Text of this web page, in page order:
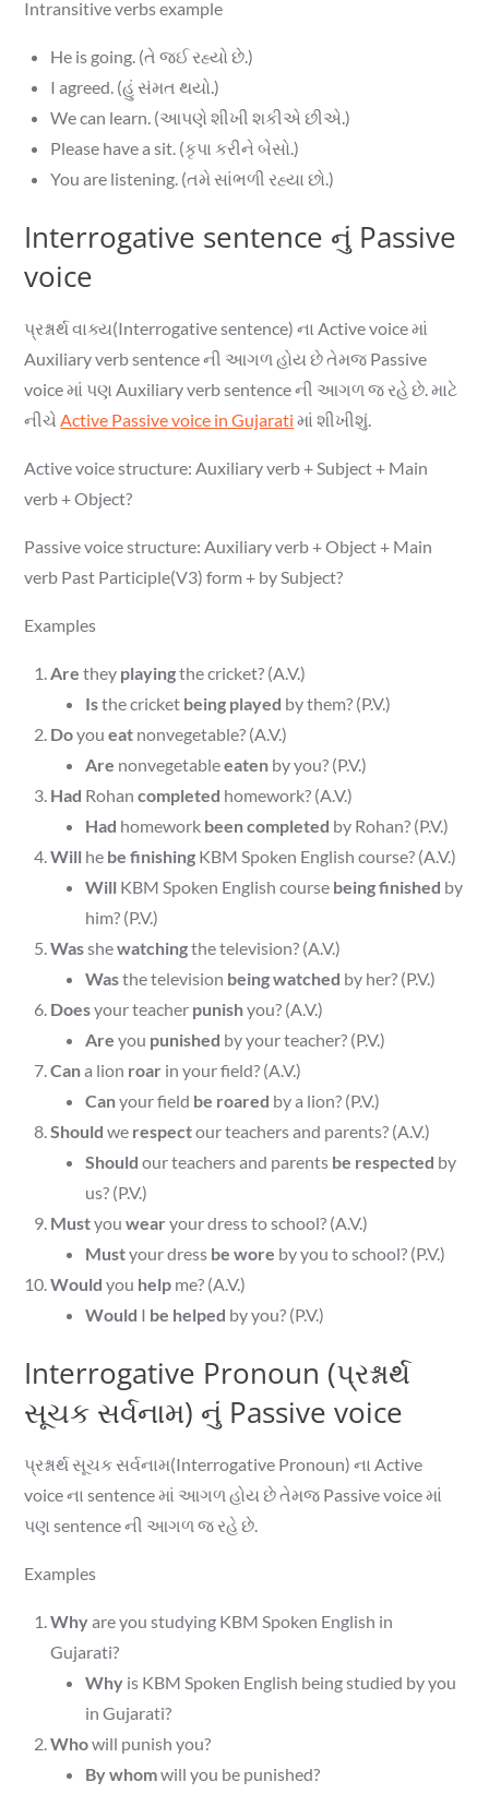
Intransitive verbs example
He is going. (તે જઈ રહ્યો છે.)
I agreed. (હું સંમત થયો.)
We can learn. (આપણે શીખી શકીએ છીએ.)
Please have a sit. (કૃપા કરીને બેસો.)
You are listening. (તમે સાંભળી રહ્યા છો.)
Interrogative sentence નું Passive
voice
પ્રશ્નાર્થ વાક્ય(Interrogative sentence) ના Active voice માં
Auxiliary verb sentence ની આગળ હોય છે તેમજ Passive
voice માં પણ Auxiliary verb sentence ની આગળ જ રહે છે. માટે
નીચે Active Passive voice in Gujarati માં શીખીશું.
Active voice structure: Auxiliary verb + Subject + Main
verb + Object?
Passive voice structure: Auxiliary verb + Object + Main
verb Past Participle(V3) form + by Subject?
Examples
Are they playingthe cricket? (A.V.)
Isthe cricket being played by them? (P.V.)
Doyoueat nonvegetable? (A.V.)
Are nonvegetableeaten by you? (P.V.)
Had Rohancompleted homework? (A.V.)
Had homework been completed by Rohan? (P.V.)
Will he be finishing KBM Spoken English course? (A.V.)
Will KBM Spoken English course being finished by
him? (P.V.)
Wasshewatchingthe television? (A.V.)
Wasthe television being watched by her? (P.V.)
Doesyour teacher punishyou? (A.V.)
Are you punished by your teacher? (P.V.)
Cana lion roar in your field? (A.V.)
Canyour field be roared by a lion? (P.V.)
Should we respectour teachers and parents? (A.V.)
Should our teachers and parents be respected by
us? (P.V.)
Mustyouwear your dress to school? (A.V.)
Mustyour dress be wore by you to school? (P.V.)
Would you help me? (A.V.)
Would I be helped by you? (P.V.)
Interrogative Pronoun (પ્રશ્નાર્થ
સૂચક સર્વનામ) નું Passive voice
પ્રશ્નાર્થ સૂચક સર્વનામ(Interrogative Pronoun) ના Active
voice ના sentence માં આગળ હોય છે તેમજ Passive voice માં
પણ sentence ની આગળ જ રહે છે.
Examples
Whyare you studying KBM Spoken English in
Gujarati?
Why is KBM Spoken English being studied by you
in Gujarati?
Whowill punish you?
By whomwill you be punished?